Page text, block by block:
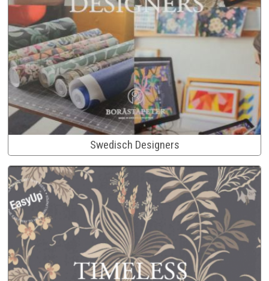
Swedisch Designers